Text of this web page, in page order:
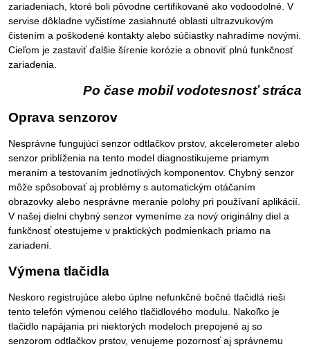
zariadeniach, ktoré boli pôvodne certifikované ako vodoodolné. V
servise dôkladne vyčistíme zasiahnuté oblasti ultrazvukovým
čistením a poškodené kontakty alebo súčiastky nahradíme novými.
Cieľom je zastaviť ďalšie šírenie korózie a obnoviť plnú funkčnosť
zariadenia.
Po čase mobil vodotesnosť stráca
Oprava senzorov
Nesprávne fungujúci senzor odtlačkov prstov, akcelerometer alebo
senzor priblíženia na tento model diagnostikujeme priamym
meraním a testovaním jednotlivých komponentov. Chybný senzor
môže spôsobovať aj problémy s automatickým otáčaním
obrazovky alebo nesprávne meranie polohy pri používaní aplikácií.
V našej dielni chybný senzor vymeníme za nový originálny diel a
funkčnosť otestujeme v praktických podmienkach priamo na
zariadení.
Výmena tlačidla
Neskoro registrujúce alebo úplne nefunkčné bočné tlačidlá rieši
tento telefón výmenou celého tlačidlového modulu. Nakoľko je
tlačidlo napájania pri niektorých modeloch prepojené aj so
senzorom odtlačkov prstov, venujeme pozornosť aj správnemu